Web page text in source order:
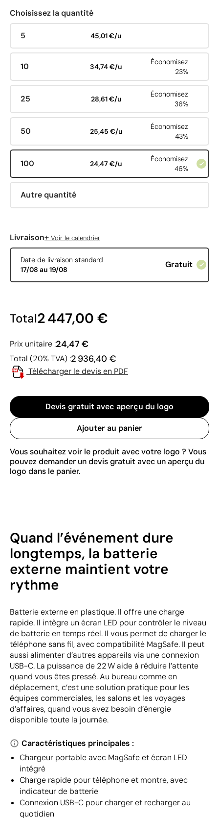
Choisissez la quantité
5 45,01 €/u
10 34,74 €/u
Économisez
23%
25 28,61 €/u
Économisez
36%
50 25,45 €/u
Économisez
43%
100 24,47 €/u
Économisez
46%
Autre quantité
Livraison+ Voir le calendrier
Date de livraison standard
17/08 au 19/08
Gratuit
Total2 447,00 €
Prix unitaire :24,47 €
Total (20% TVA) :2 936,40 €
Télécharger le devis en PDF
Devis gratuit avec aperçu du logo
Ajouter au panier
Vous souhaitez voir le produit avec votre logo ? Vous
pouvez demander un devis gratuit avec un aperçu du
logo dans le panier.
Quand l’événement dure
longtemps, la batterie
externe maintient votre
rythme
Batterie externe en plastique. Il offre une charge
rapide. Il intègre un écran LED pour contrôler le niveau
de batterie en temps réel. Il vous permet de charger le
téléphone sans fil, avec compatibilité MagSafe. Il peut
aussi alimenter d’autres appareils via une connexion
USB-C. La puissance de 22 W aide à réduire l’attente
quand vous êtes pressé. Au bureau comme en
déplacement, c’est une solution pratique pour les
équipes commerciales, les salons et les voyages
d’affaires, quand vous avez besoin d’énergie
disponible toute la journée.
Caractéristiques principales :
Chargeur portable avec MagSafe et écran LED
intégré
Charge rapide pour téléphone et montre, avec
indicateur de batterie
Connexion USB-C pour charger et recharger au
quotidien